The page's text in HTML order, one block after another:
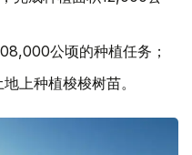
公顷的种植任务；
上种植梭梭树苗。